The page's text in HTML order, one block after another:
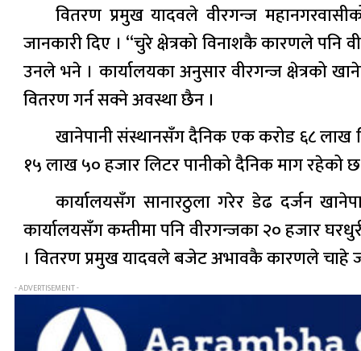
वितरण प्रमुख यादवले वीरगन्ज
जानकारी दिए । “चुरे क्षेत्रको विनाशकै कारणले
उनले भने । कार्यालयका अनुसार वीरगन्ज क्षेत्रको
वितरण गर्न सक्ने अवस्था छैन ।
खानेपानी संस्थानसँग दैनिक एक करोड ६८ लाख
१५ लाख ५० हजार लिटर पानीको दैनिक माग रहेको
कार्यालयसँग सानारठुला गरेर डेढ दर्जन
कार्यालयसँग कम्तीमा पनि वीरगन्जका २० हजार
। वितरण प्रमुख यादवले बजेट अभावकै कारणले चाहे
- ADVERTISEMENT -